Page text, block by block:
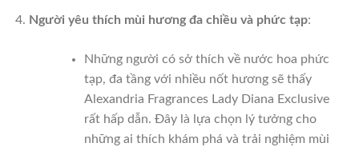
Người yêu thích mùi hương đa chiều và phức tạp:
Những người có sở thích về nước hoa phức
tạp, đa tầng với nhiều nốt hương sẽ thấy
Alexandria Fragrances Lady Diana Exclusive
rất hấp dẫn. Đây là lựa chọn lý tưởng cho
những ai thích khám phá và trải nghiệm mùi